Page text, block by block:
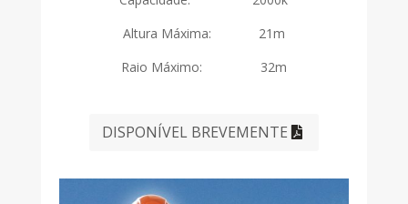
Altura Máxima: 21m
Raio Máximo: 32m
DISPONÍVEL BREVEMENTE